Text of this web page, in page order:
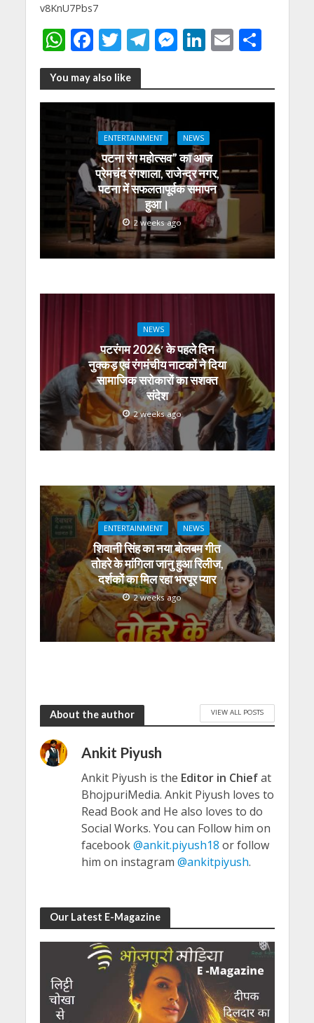
v8KnU7Pbs7
W
h
at
s
p
F
ac
e
b
o
o
k
T
w
itt
er
T
e
gr
a
m
M
ss
e
n
g
er
Li
k
e
dI
n
E
ai
l
S
ar
e
You may also like
ENTERTAINMENT NEWS
पटना रंग महोत्सव” का आज
प्रेमचंद रंगशाला, राजेन्द्र नगर,
पटना में सफलतापूर्वक समापन
हुआ।
2 weeks ago
NEWS
पटरंगम 2026′ के पहले दिन
नुक्कड़ एवं रंगमंचीय नाटकों ने दिया
सामाजिक सरोकारों का सशक्त
संदेश
2 weeks ago
ENTERTAINMENT NEWS
शिवानी सिंह का नया बोलबम गीत
तोहरे के मांगिला जानु हुआ रिलीज,
दर्शकों का मिल रहा भरपूर प्यार
2 weeks ago
About the author VIEW ALL POSTS
Ankit Piyush
Ankit Piyush is the Editor in Chiefat
BhojpuriMedia. Ankit Piyush loves to
Read Book and He also loves to do
Social Works. You can Follow him on
facebook@ankit.piyush18 or follow
him on instagram @ankitpiyush.
Our Latest E-Magazine